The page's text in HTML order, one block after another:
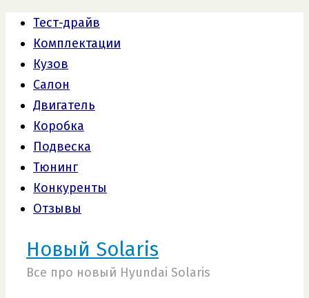
Тест-драйв
Комплектации
Кузов
Салон
Двигатель
Коробка
Подвеска
Тюнинг
Конкуренты
Отзывы
Новый Solaris
Все про новый Hyundai Solaris